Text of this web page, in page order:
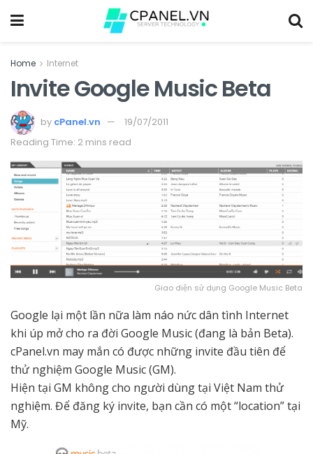
Home Internet
Invite Google Music Beta
by cPanel.vn
19/07/2011
Reading Time: 2 mins read
Giao diện sử dụng Google Music Beta
Google lại một lần nữa làm náo nức dân tình Internet
khi úp mở cho ra đời Google Music (đang là bản Beta).
cPanel.vn may mắn có được những invite đầu tiên để
thử nghiệm Google Music (GM).
Hiện tại GM không cho người dùng tại Việt Nam thử
nghiệm. Để đăng ký invite, bạn cần có một “location” tại
Mỹ.